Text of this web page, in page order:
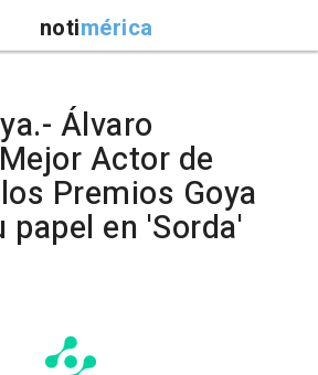
notimérica
Álvaro
Actor de
Premios Goya
papel en 'Sorda'